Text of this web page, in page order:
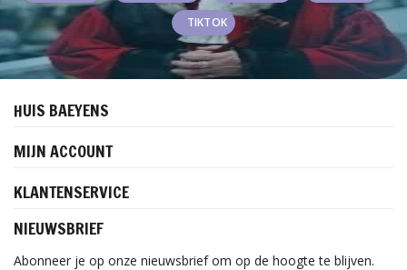
TIKTOK
HUIS BAEYENS
MIJN ACCOUNT
KLANTENSERVICE
NIEUWSBRIEF
Abonneer je op onze nieuwsbrief om op de hoogte te blijven.